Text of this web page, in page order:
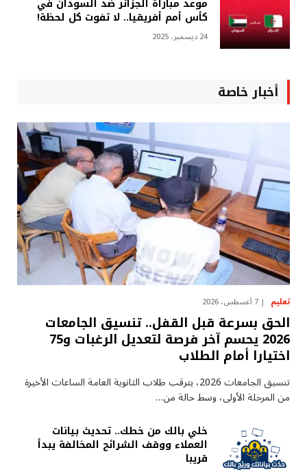
موعد مباراة الجزائر ضد السودان في
كأس أمم أفريقيا.. لا تفوت كل لحظة!
24 ديسمبر، 2025
أخبار خاصة
تعليم 7 أغسطس، 2026
الحق بسرعة قبل القفل.. تنسيق الجامعات
2026 يحسم آخر فرصة لتعديل الرغبات و75
اختيارا أمام الطلاب
تنسيق الجامعات 2026، يترقب طلاب الثانوية العامة الساعات الأخيرة
من المرحلة الأولى، وسط حالة من…
خلي بالك من خطك.. تحديث بيانات
العملاء ووقف الشرائح المخالفة يبدأ
قريبا